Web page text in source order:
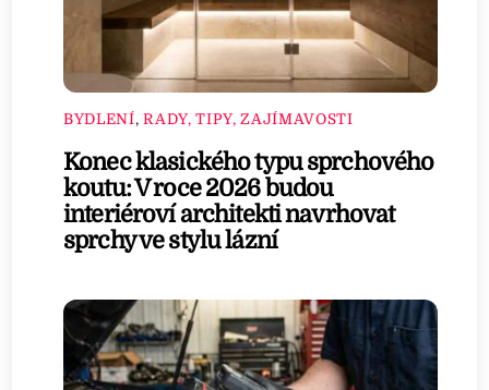
BYDLENÍ,RADY, TIPY, ZAJÍMAVOSTI
Konec klasického typu sprchového
koutu: V roce 2026 budou
interiéroví architekti navrhovat
sprchy ve stylu lázní